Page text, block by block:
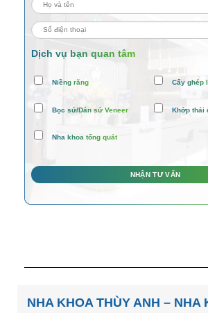
Dịch vụ bạn quan tâm
Niềng răng Cấy ghép
Bọc sứ/Dán sứ Veneer Khớp thái
Nha khoa tổng quát
NHA KHOA THÙY ANH – NHA